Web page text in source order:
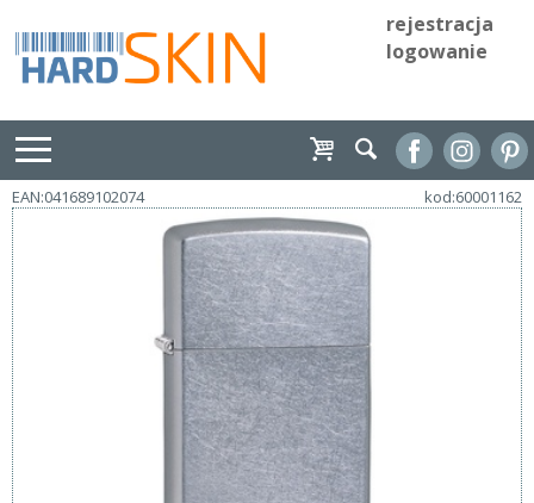
rejestracja
logowanie
EAN:041689102074 kod:60001162